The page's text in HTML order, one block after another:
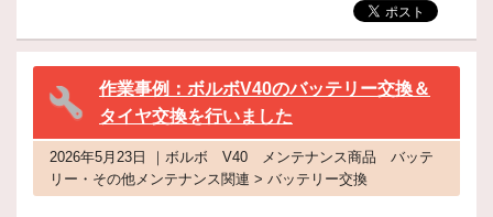
作業事例：ボルボV40のバッテリー交換＆
タイヤ交換を行いました
2026年5月23日 ｜ボルボ V40 メンテナンス商品 バッテ
リー・その他メンテナンス関連 > バッテリー交換